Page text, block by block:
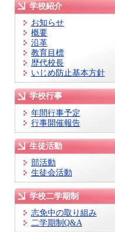
学校紹介
お知らせ
概要
沿革
教育目標
歴代校長
いじめ防止基本方針
学校行事
年間行事予定
行事開催報告
生徒活動
部活動
生徒会活動
学校二学期制
志免中の取り組み
二学期制Q&A